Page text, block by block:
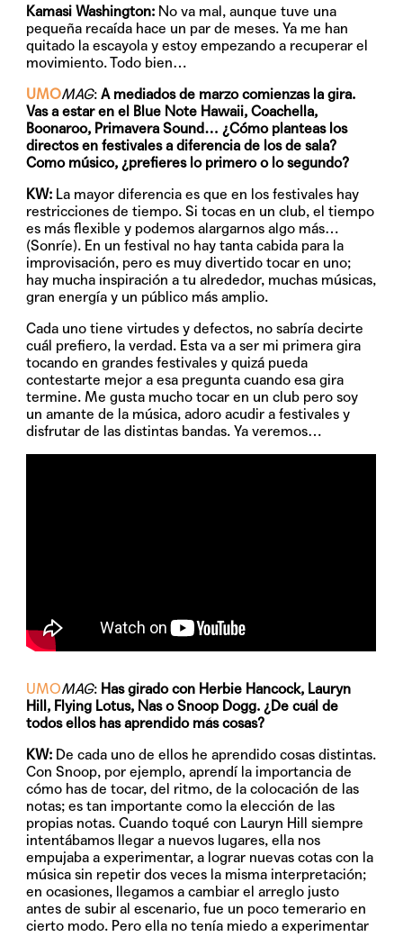
Kamasi Washington: No va mal, aunque tuve una
pequeña recaída hace un par de meses. Ya me han
quitado la escayola y estoy empezando a recuperar el
movimiento. Todo bien…
UMOMAG: A mediados de marzo comienzas la gira.
Vas a estar en el Blue Note Hawaii, Coachella,
Boonaroo, Primavera Sound… ¿Cómo planteas los
directos en festivales a diferencia de los de sala?
Como músico, ¿prefieres lo primero o lo segundo?
KW: La mayor diferencia es que en los festivales hay
restricciones de tiempo. Si tocas en un club, el tiempo
es más flexible y podemos alargarnos algo más…
(Sonríe). En un festival no hay tanta cabida para la
improvisación, pero es muy divertido tocar en uno;
hay mucha inspiración a tu alrededor, muchas músicas,
gran energía y un público más amplio.
Cada uno tiene virtudes y defectos, no sabría decirte
cuál prefiero, la verdad. Esta va a ser mi primera gira
tocando en grandes festivales y quizá pueda
contestarte mejor a esa pregunta cuando esa gira
termine. Me gusta mucho tocar en un club pero soy
un amante de la música, adoro acudir a festivales y
disfrutar de las distintas bandas. Ya veremos…
UMOMAG: Has girado con Herbie Hancock, Lauryn
Hill, Flying Lotus, Nas o Snoop Dogg. ¿De cuál de
todos ellos has aprendido más cosas?
KW: De cada uno de ellos he aprendido cosas distintas.
Con Snoop, por ejemplo, aprendí la importancia de
cómo has de tocar, del ritmo, de la colocación de las
notas; es tan importante como la elección de las
propias notas. Cuando toqué con Lauryn Hill siempre
intentábamos llegar a nuevos lugares, ella nos
empujaba a experimentar, a lograr nuevas cotas con la
música sin repetir dos veces la misma interpretación;
en ocasiones, llegamos a cambiar el arreglo justo
antes de subir al escenario, fue un poco temerario en
cierto modo. Pero ella no tenía miedo a experimentar